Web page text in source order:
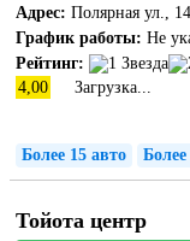
Адрес: Полярная ул.,
График работы: Не
Рейтинг:
4,00
Загрузка...
Более 15 авто
Тойота центр